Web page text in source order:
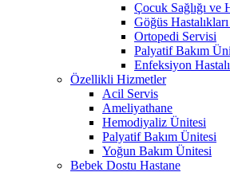
Çocuk Sağlığı ve
Göğüs
Ortopedi Servisi
Palyatif Bakım
Enfeksiyon
Özellikli Hizmetler
Acil Servis
Ameliyathane
Hemodiyaliz Ünitesi
Palyatif Bakım Ünitesi
Yoğun Bakım Ünitesi
Bebek Dostu Hastane